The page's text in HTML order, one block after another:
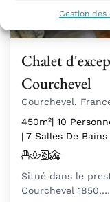
Gestion des
Chalet
Courchevel
Courchevel,
450m²| 10
| 7 Salles De Bains
Situé dans le
Courchevel 1850,…